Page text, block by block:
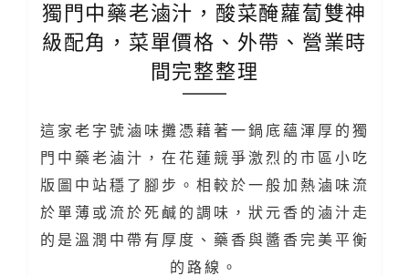
獨門中藥老滷汁，酸菜醃蘿蔔雙神
級配角，菜單價格、外帶、營業時
間完整整理
這家老字號滷味攤憑藉著一鍋底蘊渾厚的獨
門中藥老滷汁，在花蓮競爭激烈的市區小吃
版圖中站穩了腳步。相較於一般加熱滷味流
於單薄或流於死鹹的調味，狀元香的滷汁走
的是溫潤中帶有厚度、藥香與醬香完美平衡
的路線。